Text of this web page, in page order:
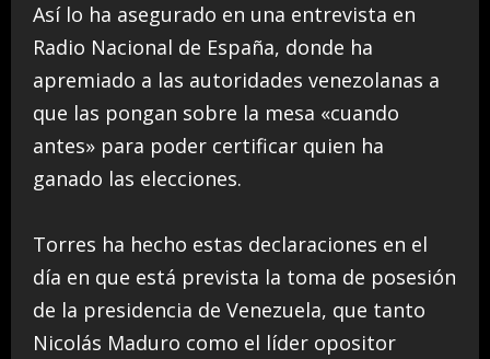
Así lo ha asegurado en una entrevista en
Radio Nacional de España, donde ha
apremiado a las autoridades venezolanas a
que las pongan sobre la mesa «cuando
antes» para poder certificar quien ha
ganado las elecciones.
Torres ha hecho estas declaraciones en el
día en que está prevista la toma de posesión
de la presidencia de Venezuela, que tanto
Nicolás Maduro como el líder opositor